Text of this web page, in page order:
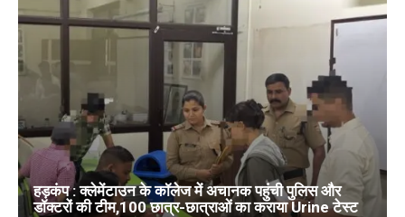
हड़कंप : क्लेमेंटाउन के कॉलेज में अचानक पहुंची पुलिस और
डॉक्टरों की टीम,100 छात्र-छात्राओं का कराया Urine टेस्ट